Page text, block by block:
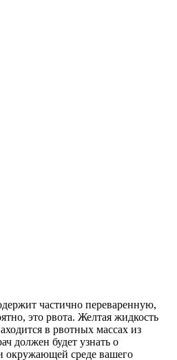
частично переваренную,
это рвота. Желтая жидкость
в рвотных массах из
должен будет узнать о
окружающей среде вашего